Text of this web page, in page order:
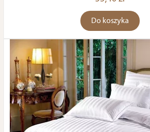
Do koszyka